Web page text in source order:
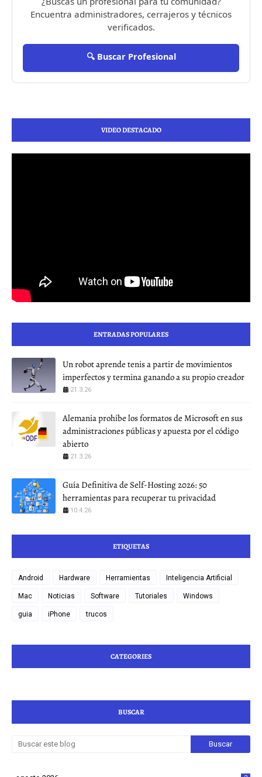
Encuentra administradores, cerrajeros y técnicos
verificados.
🔍 Buscar Profesional
VIDEO DESTACADO
ENTRADAS POPULARES
Un robot aprende tenis a partir de movimientos
imperfectos y termina ganando a su propio creador
21.3.26
Alemania prohíbe los formatos de Microsoft en sus
administraciones públicas y apuesta por el código
abierto
21.3.26
Guía Definitiva de Self-Hosting 2026: 50
herramientas para recuperar tu privacidad
10.4.26
ETIQUETAS
Android Hardware Herramientas Inteligencia Artificial
Mac Noticias Software Tutoriales Windows
guia iPhone trucos
CATEGORIES
BUSCAR